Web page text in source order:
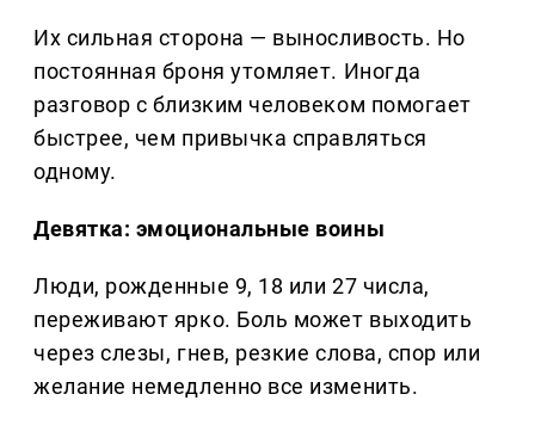
Их сильная сторона — выносливость. Но
постоянная броня утомляет. Иногда
разговор с близким человеком помогает
быстрее, чем привычка справляться
одному.
Девятка: эмоциональные воины
Люди, рожденные 9, 18 или 27 числа,
переживают ярко. Боль может выходить
через слезы, гнев, резкие слова, спор или
желание немедленно все изменить.